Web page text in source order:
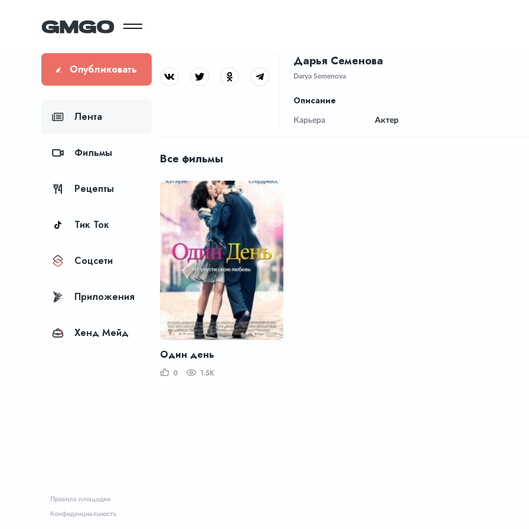
Опубликовать
Лента
Фильмы
Рецепты
Тик Ток
Соцсети
Приложения
Хенд Мейд
Правила площадки
Конфиденциальность
Дарья Семенова
Darya Semenova
Описание
Карьера Актер
Все фильмы
Один день
0 1.5K